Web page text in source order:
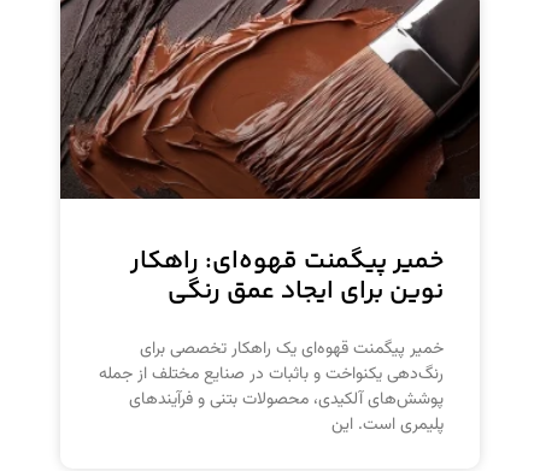
خمیر پیگمنت قهوه‌ای: راهکار
نوین برای ایجاد عمق رنگی
خمیر پیگمنت قهوه‌ای یک راهکار تخصصی برای
رنگ‌دهی یکنواخت و باثبات در صنایع مختلف از جمله
پوشش‌های آلکیدی، محصولات بتنی و فرآیندهای
پلیمری است. این